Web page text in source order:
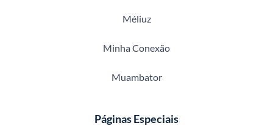
Méliuz
Minha Conexão
Muambator
Páginas Especiais